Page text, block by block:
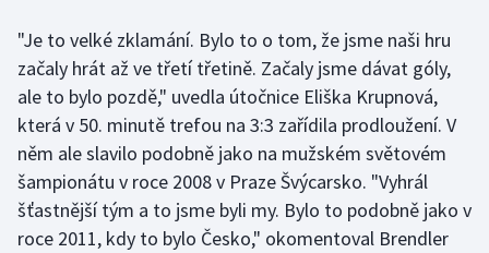
Gymnastika
Házená
Jezdectví
Judo
"Je to velké zklamání. Bylo to o tom, že jsme naši hru
začaly hrát až ve třetí třetině. Začaly jsme dávat góly,
ale to bylo pozdě," uvedla útočnice Eliška Krupnová,
která v 50. minutě trefou na 3:3 zařídila prodloužení. V
něm ale slavilo podobně jako na mužském světovém
šampionátu v roce 2008 v Praze Švýcarsko. "Vyhrál
šťastnější tým a to jsme byli my. Bylo to podobně jako v
roce 2011, kdy to bylo Česko," okomentoval Brendler